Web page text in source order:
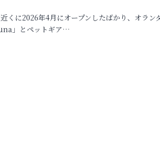
くに2026年4月にオープンしたばかり、オラン
」とペットギア…